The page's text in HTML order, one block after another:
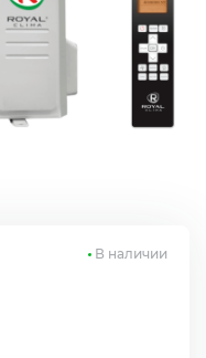
В наличии